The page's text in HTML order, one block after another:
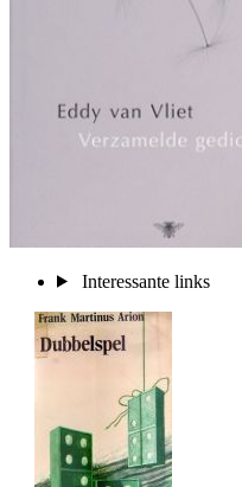
Interessante links